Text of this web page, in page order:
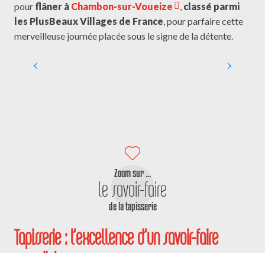
pour flâner à Chambon-sur-Voueize , classé parmi
les PlusBeaux Villages de France, pour parfaire cette
merveilleuse journée placée sous le signe de la détente.
Zoom sur ...
le savoir-faire
de la tapisserie
Tapisserie : l’excellence d’un savoir-faire